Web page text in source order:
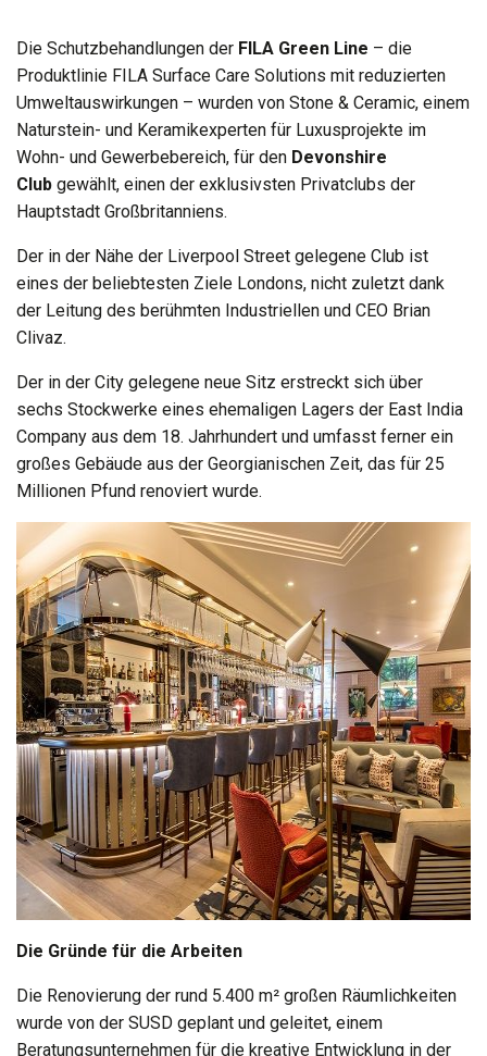
Die Schutzbehandlungen der FILA Green Line – die
Produktlinie FILA Surface Care Solutions mit reduzierten
Umweltauswirkungen – wurden von Stone & Ceramic, einem
Naturstein- und Keramikexperten für Luxusprojekte im
Wohn- und Gewerbebereich, für den Devonshire
Club gewählt, einen der exklusivsten Privatclubs der
Hauptstadt Großbritanniens.
Der in der Nähe der Liverpool Street gelegene Club ist
eines der beliebtesten Ziele Londons, nicht zuletzt dank
der Leitung des berühmten Industriellen und CEO Brian
Clivaz.
Der in der City gelegene neue Sitz erstreckt sich über
sechs Stockwerke eines ehemaligen Lagers der East India
Company aus dem 18. Jahrhundert und umfasst ferner ein
großes Gebäude aus der Georgianischen Zeit, das für 25
Millionen Pfund renoviert wurde.
Die Gründe für die Arbeiten
Die Renovierung der rund 5.400 m² großen Räumlichkeiten
wurde von der SUSD geplant und geleitet, einem
Beratungsunternehmen für die kreative Entwicklung in der